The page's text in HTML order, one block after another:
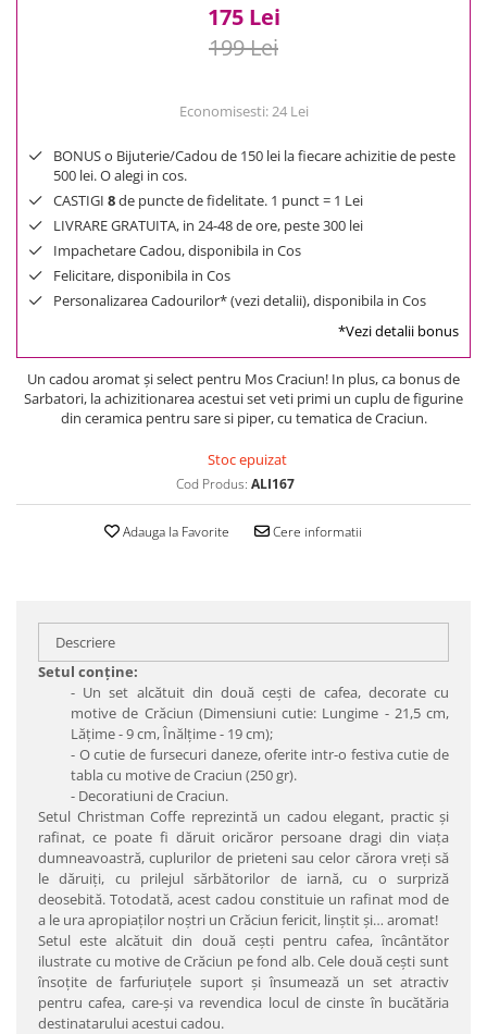
175 Lei
199 Lei
Economisesti:24 Lei
BONUS o Bijuterie/Cadou de 150 lei la fiecare achizitie de peste
500 lei. O alegi in cos.
CASTIGI 8de puncte de fidelitate. 1 punct = 1 Lei
LIVRARE GRATUITA, in 24-48 de ore, peste 300 lei
Impachetare Cadou, disponibila in Cos
Felicitare, disponibila in Cos
Personalizarea Cadourilor* (vezi detalii), disponibila in Cos
*Vezi detalii bonus
Un cadou aromat şi select pentru Mos Craciun! In plus, ca bonus de
Sarbatori, la achizitionarea acestui set veti primi un cuplu de figurine
din ceramica pentru sare si piper, cu tematica de Craciun.
Stoc epuizat
Cod Produs: ALI167
Adauga la Favorite Cere informatii
Descriere
Setul conţine:
- Un set alcătuit din două ceşti de cafea, decorate cu
motive de Crăciun (Dimensiuni cutie: Lungime - 21,5 cm,
Lăţime - 9 cm, Înălţime - 19 cm);
- O cutie de fursecuri daneze, oferite intr-o festiva cutie de
tabla cu motive de Craciun (250 gr).
- Decoratiuni de Craciun.
Setul Christman Coffe reprezintă un cadou elegant, practic şi
rafinat, ce poate fi dăruit oricăror persoane dragi din viaţa
dumneavoastră, cuplurilor de prieteni sau celor cărora vreţi să
le dăruiţi, cu prilejul sărbătorilor de iarnă, cu o surpriză
deosebită. Totodată, acest cadou constituie un rafinat mod de
a le ura apropiaţilor noştri un Crăciun fericit, linştit şi… aromat!
Setul este alcătuit din două ceşti pentru cafea, încântător
ilustrate cu motive de Crăciun pe fond alb. Cele două ceşti sunt
însoţite de farfuriuţele suport şi însumează un set atractiv
pentru cafea, care-şi va revendica locul de cinste în bucătăria
destinatarului acestui cadou.